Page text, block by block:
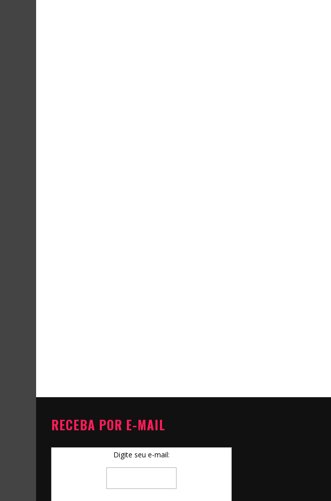
RECEBA POR E-MAIL
Digite seu e-mail: